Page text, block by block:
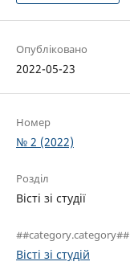
Опубліковано
2022-05-23
Номер
№ 2 (2022)
Розділ
Вісті зі студії
##category.category##
Вісті зі студій